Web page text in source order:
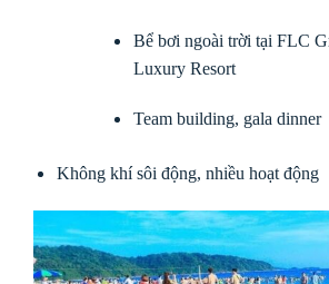
Bể bơi ngoài trời tại FLC
Luxury Resort
Team building, gala dinner
Không khí sôi động, nhiều hoạt động